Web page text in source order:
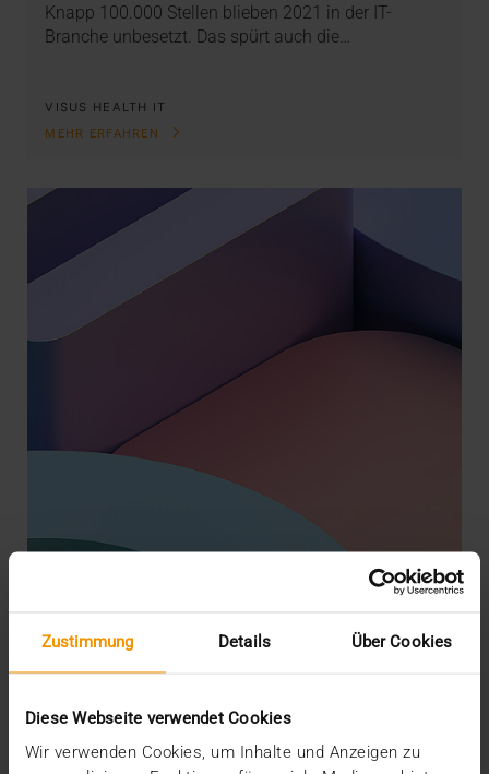
Zustimmung Details Über Cookies
Diese Webseite verwendet Cookies
Wir verwenden Cookies, um Inhalte und Anzeigen zu
Knapp 100.000 Stellen blieben 2021 in der IT-
Branche unbesetzt. Das spürt auch die…
VISUS HEALTH IT
MEHR ERFAHREN
STORIES
Die Cloud, dein Freund und Helfer
09.05.2023
Die Frage, ob Krankenhaus-IT überhaupt in die